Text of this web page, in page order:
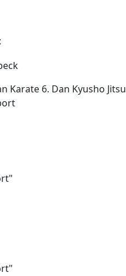
Karate 6. Dan Kyusho Jitsu